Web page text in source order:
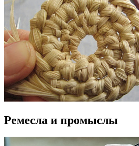
Ремесла и промыслы